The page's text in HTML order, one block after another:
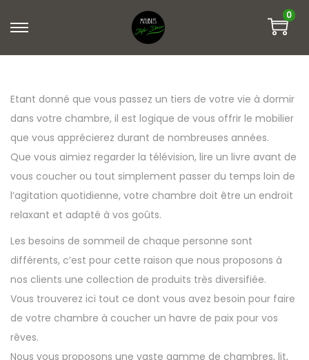
0
Etant donné que vous passez un tiers de votre vie à dormir
dans votre chambre, il est logique de vous offrir le mobilier
que vous apprécierez durant de nombreuses années.
Que vous aimiez regarder la télévision, lire un livre avant de
vous coucher ou tout simplement passer du temps loin de
l’agitation quotidienne, votre chambre doit être un endroit
relaxant et adapté à vos goûts.
Les besoins de sommeil de chaque personne sont
différents, c’est pour cette raison que nous proposons à
nos clients une collection de produits très diversifiée.
Vous trouverez ici tout ce dont vous avez besoin pour faire
de votre chambre à coucher un havre de paix pour vos
rêves.
Nous vous proposons une vaste gamme de chambres, lit,